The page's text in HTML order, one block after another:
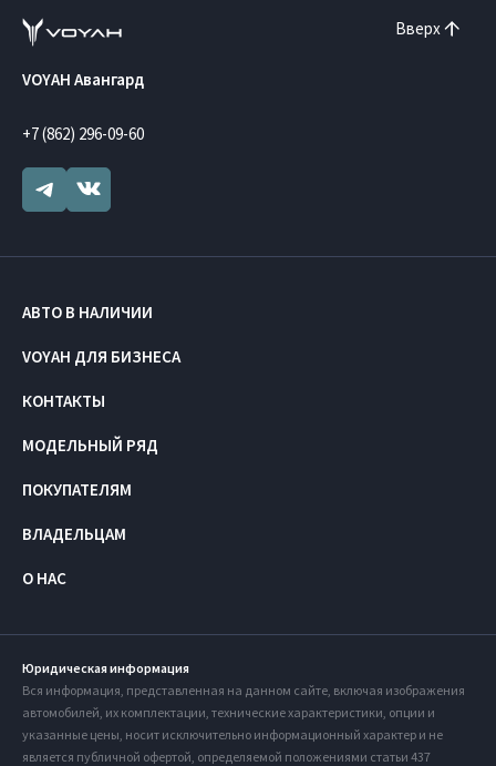
Вверх
VOYAH Авангард
+7 (862) 296-09-60
АВТО В НАЛИЧИИ
VOYAH ДЛЯ БИЗНЕСА
КОНТАКТЫ
МОДЕЛЬНЫЙ РЯД
ПОКУПАТЕЛЯМ
ВЛАДЕЛЬЦАМ
О НАС
Юридическая информация
Вся информация, представленная на данном сайте, включая изображения
автомобилей, их комплектации, технические характеристики, опции и
указанные цены, носит исключительно информационный характер и не
является публичной офертой, определяемой положениями статьи 437